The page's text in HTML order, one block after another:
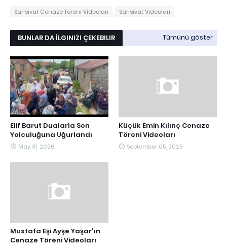
Sarısıvat Cenaze Töreni Videoları Sarısıvat Videoları
BUNLAR DA İLGINIZI ÇEKEBILIR Tümünü göster
Elif Barut Dualarla Son
Yolculuğuna Uğurlandı
May 31, 2026
Küçük Emin Kılınç Cenaze
Töreni Videoları
September 05, 2025
Mustafa Eşi Ayşe Yaşar'ın
Cenaze Töreni Videoları